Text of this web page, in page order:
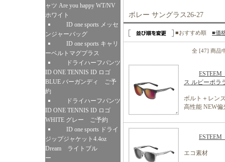
ャツ Are you happy WT/NV
ホワイト
ID one sports メッセ
ンジャーバッグ
ID one sports キャリ
ーベルトマグプラス
ドライハーフパンツ
ID ONE TENNIS ID ロゴ
BLUE バーガンディ ご予
約
ドライハーフパンツ
ID ONE TENNIS ID ロゴ
WHITE グレー ご予約
ID one sports ドライ
ジップジャケット4.4oz
Dream ライトブル
ー
ボレー サングラス26-27
■おすすめ順 ■価
全 [47] 商品
ス ルビーポラ
ボルト＋レ
高性能 NEW
エコ素材